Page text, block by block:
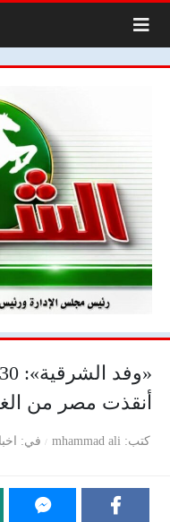
أنقذت مصر من
كتب mhammad ali في